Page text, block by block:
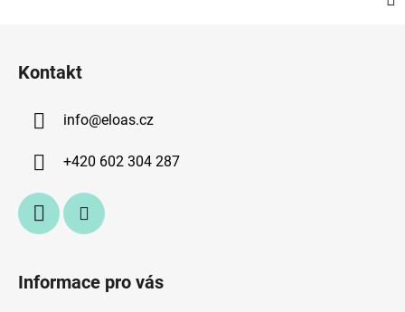
Kontakt
info@eloas.cz
+420 602 304 287
Informace pro vás